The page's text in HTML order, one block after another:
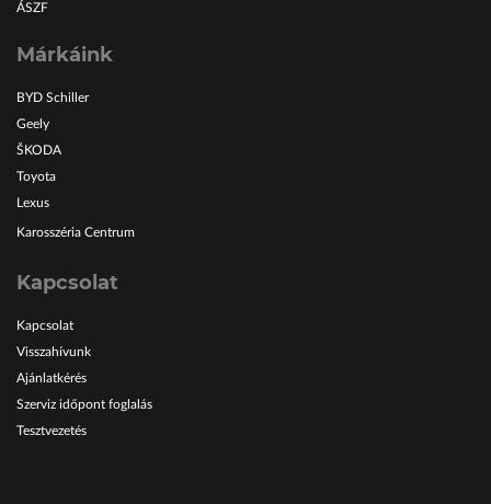
ÁSZF
Márkáink
BYD Schiller
Geely
ŠKODA
Toyota
Lexus
Karosszéria Centrum
Kapcsolat
Kapcsolat
Visszahívunk
Ajánlatkérés
Szerviz időpont foglalás
Tesztvezetés